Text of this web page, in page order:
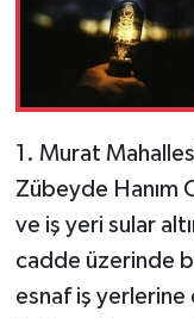
1. Murat
Zübeyde Hanım
ve iş yeri sular
cadde üzerinde
esnaf iş yerlerine